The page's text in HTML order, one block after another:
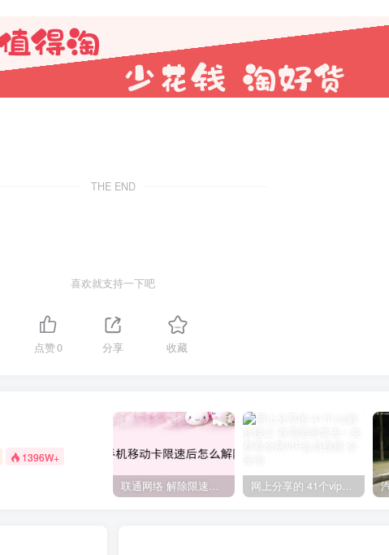
THE END
喜欢就支持一下吧
点赞0 分享 收藏
1396W+
联通网络 解除限速方法参考！畅享、畅玩、老白干等及其它地区自测了 网上分享的 41个vip解析接口 有需要的拿去~ 免费看全网VIP会员视频